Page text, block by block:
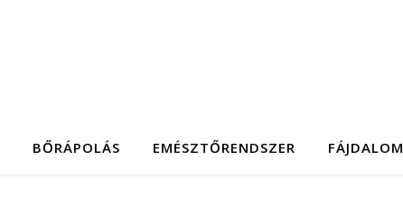
BŐRÁPOLÁS EMÉSZTŐRENDSZER FÁJDALOM